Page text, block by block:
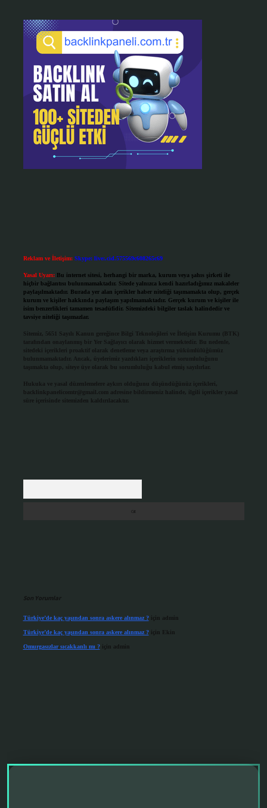
Reklam ve İletişim: Skype: live:.cid.575569c608265c69
Yasal Uyarı: Bu internet sitesi, herhangi bir marka, kurum veya şahıs şirketi ile
hiçbir bağlantısı bulunmamaktadır. Sitede yalnızca kendi hazırladığımız makaleler
paylaşılmaktadır. Burada yer alan içerikler haber niteliği taşımamakta olup, gerçek
kurum ve kişiler hakkında paylaşım yapılmamaktadır. Gerçek kurum ve kişiler ile
isim benzerlikleri tamamen tesadüfidir. Sitemizdeki bilgiler taslak halindedir ve
tavsiye niteliği taşımazlar.
Sitemiz, 5651 Sayılı Kanun gereğince Bilgi Teknolojileri ve İletişim Kurumu (BTK)
tarafından onaylanmış bir Yer Sağlayıcı olarak hizmet vermektedir. Bu nedenle,
sitedeki içerikleri proaktif olarak denetleme veya araştırma yükümlülüğümüz
bulunmamaktadır. Ancak, üyelerimiz yazdıkları içeriklerin sorumluluğunu
taşımakta olup, siteye üye olarak bu sorumluluğu kabul etmiş sayılırlar.
Hukuka ve yasal düzenlemelere aykırı olduğunu düşündüğünüz içerikleri,
backlinkpanelicomtr@gmail.com adresine bildirmeniz halinde, ilgili içerikler yasal
süre içerisinde sitemizden kaldırılacaktır.
Son Yorumlar
Türkiye’de kaç yaşından sonra askere alınmaz ?için admin
Türkiye’de kaç yaşından sonra askere alınmaz ?için Ekin
Omurgasızlar sıcakkanlı mı ?için admin